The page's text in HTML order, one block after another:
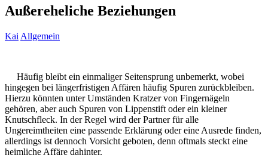
Außereheliche Beziehungen
Kai Allgemein
Häufig bleibt ein einmaliger Seitensprung unbemerkt, wobei
hingegen bei längerfristigen Affären häufig Spuren zurückbleiben.
Hierzu könnten unter Umständen Kratzer von Fingernägeln
gehören, aber auch Spuren von Lippenstift oder ein kleiner
Knutschfleck. In der Regel wird der Partner für alle
Ungereimtheiten eine passende Erklärung oder eine Ausrede finden,
allerdings ist dennoch Vorsicht geboten, denn oftmals steckt eine
heimliche Affäre dahinter.